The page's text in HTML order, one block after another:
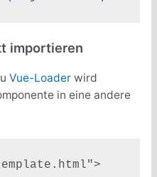
importieren
Vue-Loaderwird
in eine andere